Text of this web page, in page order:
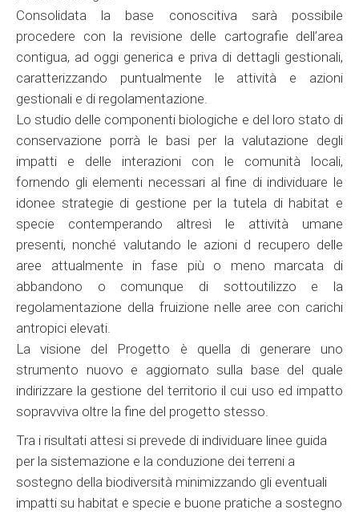
Consolidata la base conoscitiva sarà possibile
procedere con la revisione delle cartografie dell’area
contigua, ad oggi generica e priva di dettagli gestionali,
caratterizzando puntualmente le attività e azioni
gestionali e di regolamentazione.
Lo studio delle componenti biologiche e del loro stato di
conservazione porrà le basi per la valutazione degli
impatti e delle interazioni con le comunità locali,
fornendo gli elementi necessari al fine di individuare le
idonee strategie di gestione per la tutela di habitat e
specie contemperando altresì le attività umane
presenti, nonché valutando le azioni d recupero delle
aree attualmente in fase più o meno marcata di
abbandono o comunque di sottoutilizzo e la
regolamentazione della fruizione nelle aree con carichi
antropici elevati.
La visione del Progetto è quella di generare uno
strumento nuovo e aggiornato sulla base del quale
indirizzare la gestione del territorio il cui uso ed impatto
sopravviva oltre la fine del progetto stesso.
Tra i risultati attesi si prevede di individuare linee guida
per la sistemazione e la conduzione dei terreni a
sostegno della biodiversità minimizzando gli eventuali
impatti su habitat e specie e buone pratiche a sostegno